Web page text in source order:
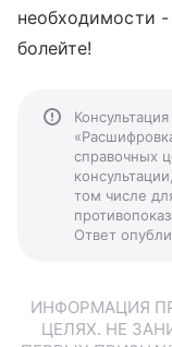
необходимости
болейте!
справочных
том числе
Ответ
ИНФОРМАЦИЯ
ЦЕЛЯХ. НЕ